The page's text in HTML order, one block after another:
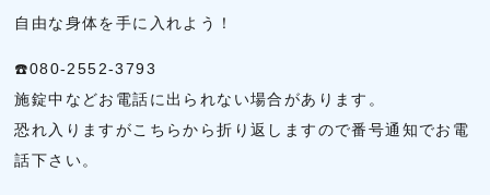
自由な身体を手に入れよう！
☎️080-2552-3793
施錠中などお電話に出られない場合があります。
恐れ入りますがこちらから折り返しますので番号通知でお電
話下さい。